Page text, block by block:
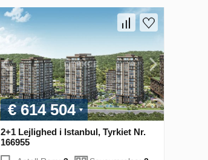
€ 614 504
2+1 Lejlighed i Istanbul, Tyrkiet Nr.
166955